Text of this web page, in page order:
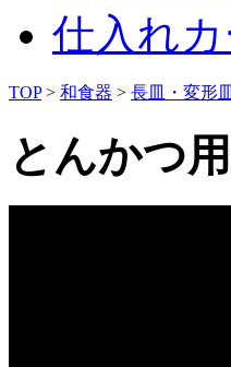
仕入れカ
TOP> 和食器 > 長皿・変形皿
とんかつ